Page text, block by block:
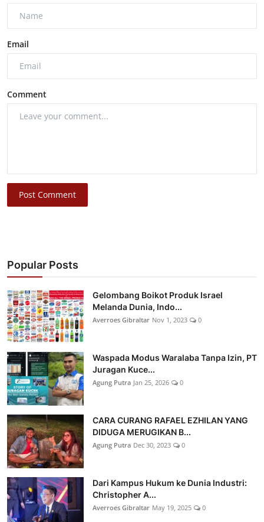
Email
Comment
Post Comment
Popular Posts
Gelombang Boikot Produk Israel
Melanda Dunia, Indo...
Averroes Gibraltar Nov 1, 2023 0
Waspada Modus Waralaba Tanpa Izin, PT
Juragan Kuce...
Agung Putra Jan 25, 2026 0
CARA CURANG RAFAEL EZHILAN YANG
DIDUGA MERUGIKAN B...
Agung Putra Dec 30, 2023 0
Dari Kampus Hukum ke Dunia Industri:
Christopher A...
Averroes Gibraltar May 19, 2025 0